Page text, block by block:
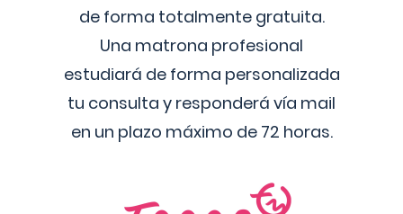
de forma totalmente gratuita.
Una matrona profesional
estudiará de forma personalizada
tu consulta y responderá vía mail
en un plazo máximo de 72 horas.